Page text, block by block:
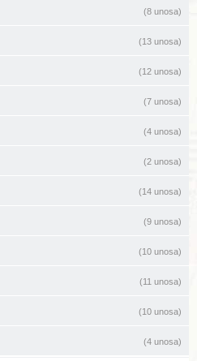
(8 unosa)
(13 unosa)
(12 unosa)
(7 unosa)
(4 unosa)
(2 unosa)
(14 unosa)
(9 unosa)
(10 unosa)
(11 unosa)
(10 unosa)
(4 unosa)